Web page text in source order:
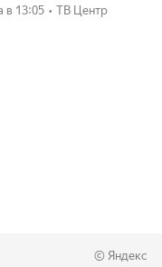
в 13:05 • ТВ Центр
© Яндекс